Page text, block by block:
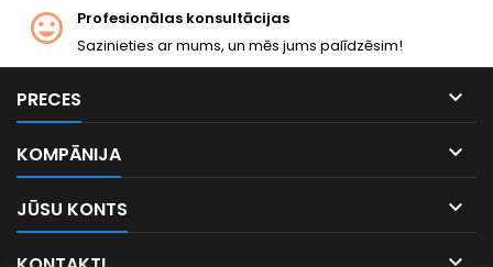
Profesionālas konsultācijas
Sazinieties ar mums, un mēs jums palīdzēsim!
PRECES 
KOMPĀNIJA 
JŪSU KONTS 